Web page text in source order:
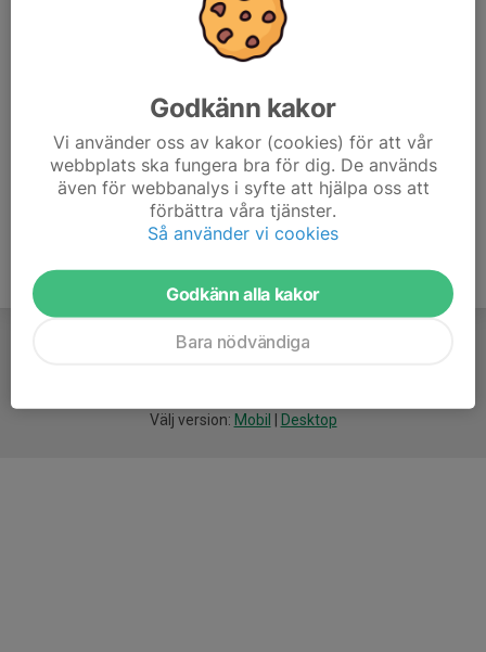
Välj version: Mobil Desktop
Godkänn kakor
Vi använder oss av kakor (cookies) för att vår
webbplats ska fungera bra för dig. De används
även för webbanalys i syfte att hjälpa oss att
förbättra våra tjänster.
Så använder vi cookies
Godkänn alla kakor
Bara nödvändiga